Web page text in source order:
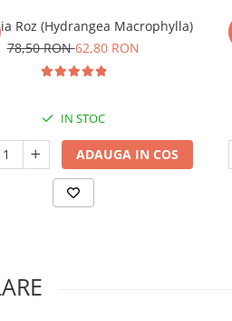
Roz (Hydrangea Macrophylla)
78,50 RON62,80 RON
IN STOC
ADAUGA IN COS